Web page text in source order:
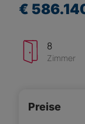
€
8
Zimmer
Preise